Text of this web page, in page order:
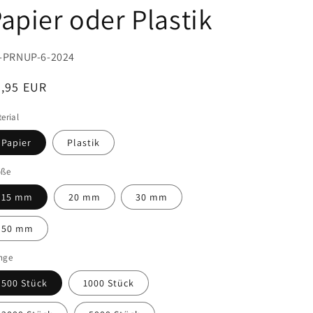
oder Plastik
PRNUP-6-2024
EUR
Papier Plastik
15 mm 20 mm 30 mm
50 mm
500 Stück 1000 Stück